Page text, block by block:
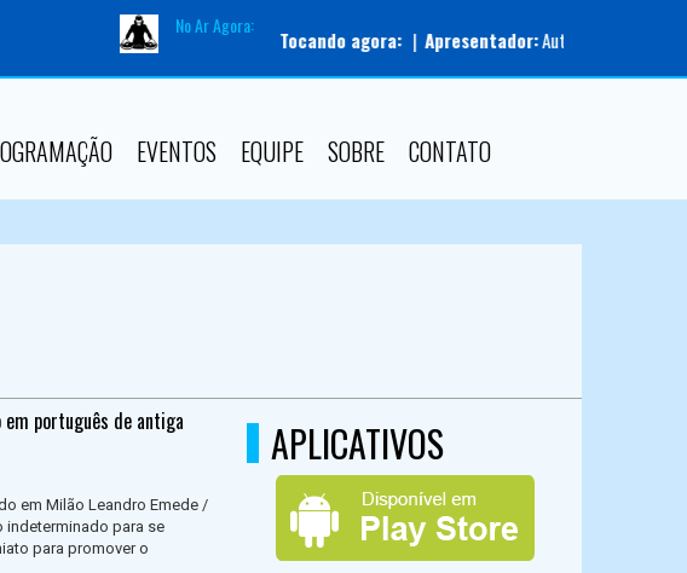
No Ar Agora:
Tocando agora: |Apresentador:AutoDJ |Programa:
EVENTOS EQUIPE SOBRE CONTATO
português de antiga
em Milão Leandro Emede /
indeterminado para se
para promover o
APLICATIVOS